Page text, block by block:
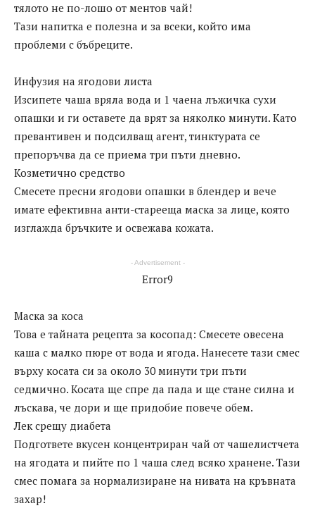
тялото не по-лошо от ментов чай!
Тази напитка е полезна и за всеки, който има
проблеми с бъбреците.
Инфузия на ягодови листа
Изсипете чаша вряла вода и 1 чаена лъжичка сухи
опашки и ги оставете да врят за няколко минути. Като
превантивен и подсилващ агент, тинктурата се
препоръчва да се приема три пъти дневно.
Козметично средство
Смесете пресни ягодови опашки в блендер и вече
имате ефективна анти-старееща маска за лице, която
изглажда бръчките и освежава кожата.
- Advertisement -
Error9
Маска за коса
Това е тайната рецепта за косопад: Смесете овесена
каша с малко пюре от вода и ягода. Нанесете тази смес
върху косата си за около 30 минути три пъти
седмично. Косата ще спре да пада и ще стане силна и
лъскава, че дори и ще придобие повече обем.
Лек срещу диабета
Подгответе вкусен концентриран чай от чашелистчета
на ягодата и пийте по 1 чаша след всяко хранене. Тази
смес помага за нормализиране на нивата на кръвната
захар!